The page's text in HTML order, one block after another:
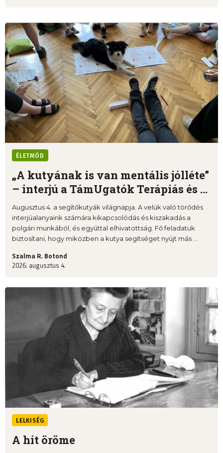
ÉLETMÓD
„A kutyának is van mentális jólléte”
– interjú a TámUgatók Terápiás és ...
Augusztus 4. a segítőkutyák világnapja. A velük való törődés
interjúalanyaink számára kikapcsolódás és kiszakadás a
polgári munkából, és egyúttal elhivatottság. Fő feladatuk
biztosítani, hogy miközben a kutya segítséget nyújt más ...
Szalma R. Botond
2026. augusztus 4.
LELKISÉG
A hit öröme